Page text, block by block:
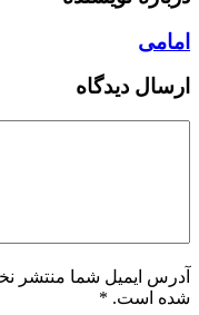
امامی
ارسال دیدگاه
آدرس ایمیل شما منتشر
شده است. *